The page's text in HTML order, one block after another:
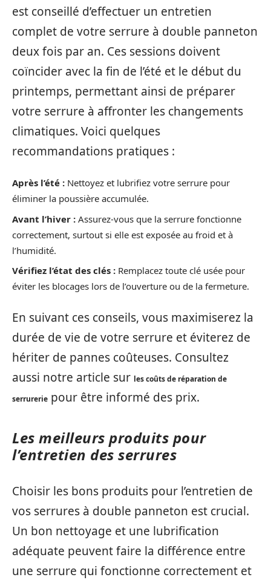
est conseillé d’effectuer un entretien
complet de votre serrure à double panneton
deux fois par an. Ces sessions doivent
coïncider avec la fin de l’été et le début du
printemps, permettant ainsi de préparer
votre serrure à affronter les changements
climatiques. Voici quelques
recommandations pratiques :
Après l’été : Nettoyez et lubrifiez votre serrure pour
éliminer la poussière accumulée.
Avant l’hiver : Assurez-vous que la serrure fonctionne
correctement, surtout si elle est exposée au froid et à
l’humidité.
Vérifiez l’état des clés : Remplacez toute clé usée pour
éviter les blocages lors de l’ouverture ou de la fermeture.
En suivant ces conseils, vous maximiserez la
durée de vie de votre serrure et éviterez de
hériter de pannes coûteuses. Consultez
aussi notre article sur les coûts de réparation de
serrurerie pour être informé des prix.
Les meilleurs produits pour
l’entretien des serrures
Choisir les bons produits pour l’entretien de
vos serrures à double panneton est crucial.
Un bon nettoyage et une lubrification
adéquate peuvent faire la différence entre
une serrure qui fonctionne correctement et